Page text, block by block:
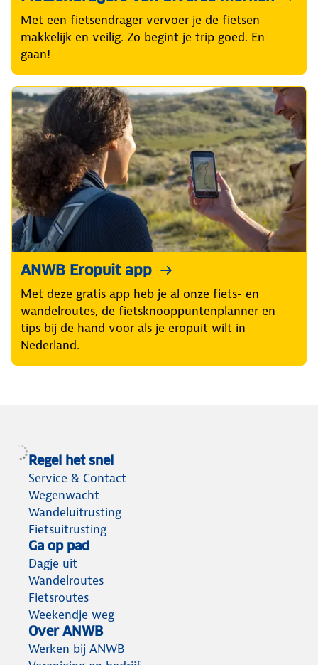
Met een fietsendrager vervoer je de fietsen
makkelijk en veilig. Zo begint je trip goed. En
gaan!
ANWB Eropuit app
Met deze gratis app heb je al onze fiets- en
wandelroutes, de fietsknooppuntenplanner en
tips bij de hand voor als je eropuit wilt in
Nederland.
Regel het snel
Service & Contact
Wegenwacht
Wandeluitrusting
Fietsuitrusting
Ga op pad
Dagje uit
Wandelroutes
Fietsroutes
Weekendje weg
Over ANWB
Werken bij ANWB